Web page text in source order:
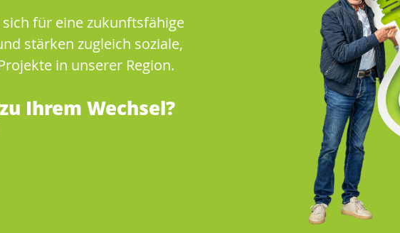
für eine zukunftsfähige
stärken zugleich soziale,
in unserer Region.
Ihrem Wechsel?